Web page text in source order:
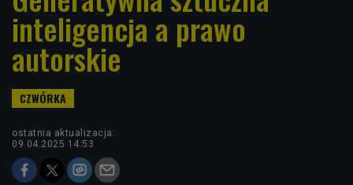
inteligencja a prawo
autorskie
ostatnia aktualizacja:
09.04.2025 14:53